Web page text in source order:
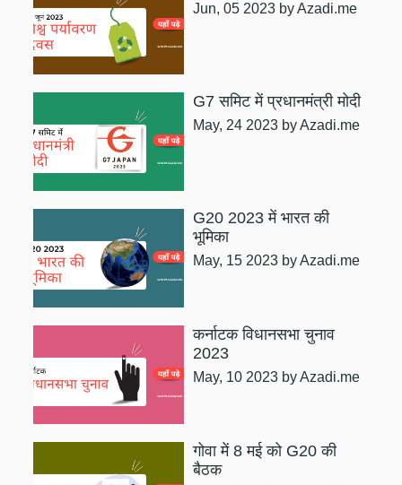
Jun, 05 2023 by Azadi.me
G7 समिट में प्रधानमंत्री मोदी
May, 24 2023 by Azadi.me
G20 2023 में भारत की
भूमिका
May, 15 2023 by Azadi.me
कर्नाटक विधानसभा चुनाव
2023
May, 10 2023 by Azadi.me
गोवा में 8 मई को G20 की
बैठक